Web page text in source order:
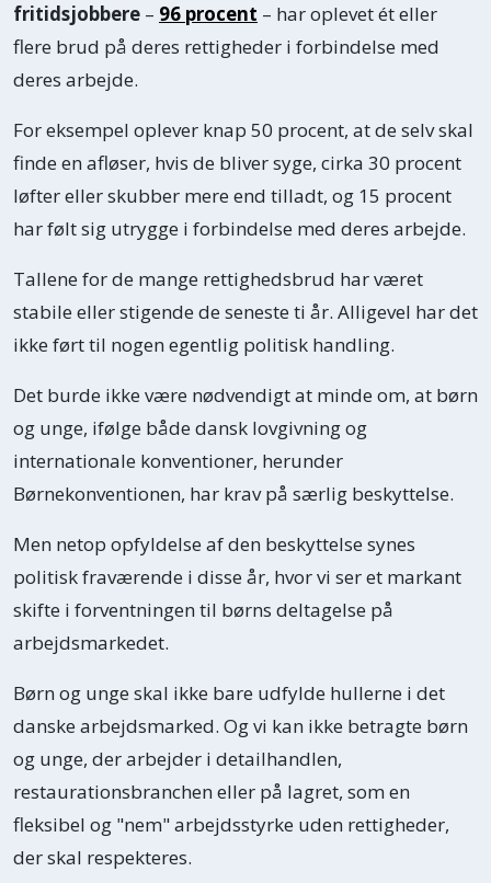
fritidsjobbere – 96 procent – har oplevet ét eller
flere brud på deres rettigheder i forbindelse med
deres arbejde.
For eksempel oplever knap 50 procent, at de selv skal
finde en afløser, hvis de bliver syge, cirka 30 procent
løfter eller skubber mere end tilladt, og 15 procent
har følt sig utrygge i forbindelse med deres arbejde.
Tallene for de mange rettighedsbrud har været
stabile eller stigende de seneste ti år. Alligevel har det
ikke ført til nogen egentlig politisk handling.
Det burde ikke være nødvendigt at minde om, at børn
og unge, ifølge både dansk lovgivning og
internationale konventioner, herunder
Børnekonventionen, har krav på særlig beskyttelse.
Men netop opfyldelse af den beskyttelse synes
politisk fraværende i disse år, hvor vi ser et markant
skifte i forventningen til børns deltagelse på
arbejdsmarkedet.
Børn og unge skal ikke bare udfylde hullerne i det
danske arbejdsmarked. Og vi kan ikke betragte børn
og unge, der arbejder i detailhandlen,
restaurationsbranchen eller på lagret, som en
fleksibel og "nem" arbejdsstyrke uden rettigheder,
der skal respekteres.